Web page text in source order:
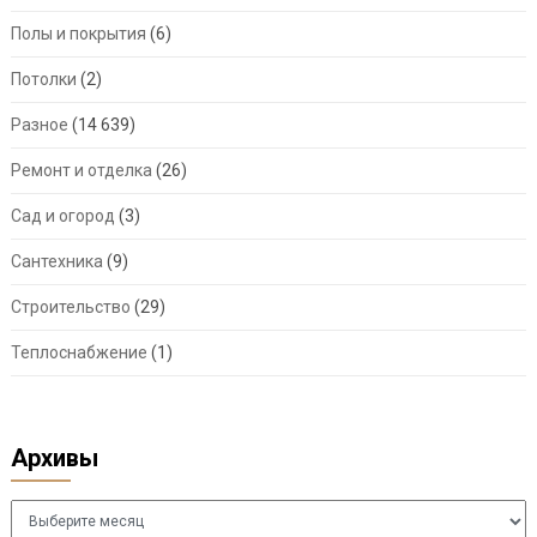
Полы и покрытия (6)
Потолки (2)
Разное (14 639)
Ремонт и отделка (26)
Сад и огород (3)
Сантехника (9)
Строительство (29)
Теплоснабжение (1)
Архивы
Архивы